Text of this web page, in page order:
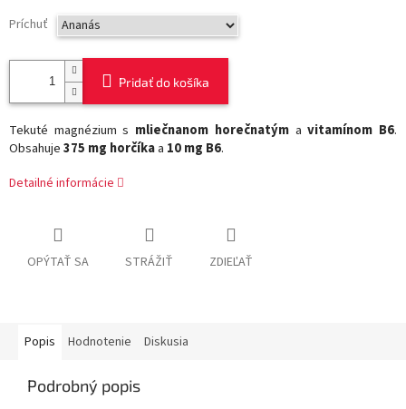
Príchuť
Pridať do košíka
Tekuté magnézium s mliečnanom horečnatýmavitamínom B6.
Obsahuje375 mg horčíkaa 10 mg B6.
Detailné informácie
OPÝTAŤ SA STRÁŽIŤ ZDIEĽAŤ
Popis Hodnotenie Diskusia
Podrobný popis